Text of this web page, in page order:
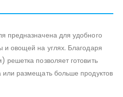
предназначена для удобного
и овощей на углях. Благодаря
позволяет готовить
или размещать больше продуктов